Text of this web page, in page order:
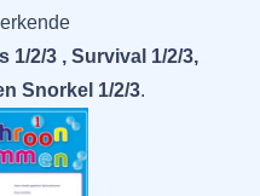
1/2/3 , Survival 1/2/3,
Snorkel 1/2/3.